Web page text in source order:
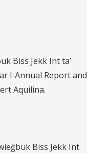
Biss Jekk Int ta’
l-Annual Report and
Aquilina.
Biss Jekk Int